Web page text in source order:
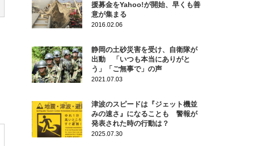
援募金をYahoo!が開始、早くも善
意が集まる
2016.02.06
静岡の土砂災害を受け、自衛隊が
出動 「いつも本当にありがと
う」「ご無事で」の声
2021.07.03
津波のスピードは『ジェット機並
みの速さ』になることも 警報が
発表された時の行動は？
2025.07.30